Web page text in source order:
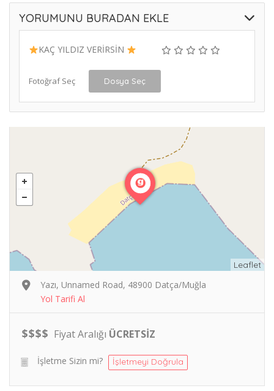
YORUMUNU BURADAN EKLE
KAÇ YILDIZ VERİRSİN
Fotoğraf Seç Dosya Seç
Leaflet
Yazı, Unnamed Road, 48900 Datça/Muğla
Yol Tarifi Al
$$$$ Fiyat Aralığı ÜCRETSİZ
İşletme Sizin mi? İşletmeyi Doğrula